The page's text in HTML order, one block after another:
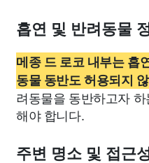
흡연 및 반려동물
메종 드 로코 내부는 흡
동물 동반도 허용되지
려동물을 동반하고자
해야 합니다.
주변 명소 및 접근